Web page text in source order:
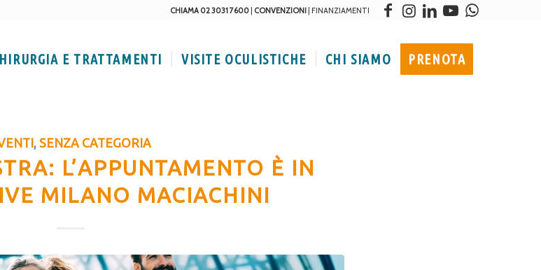
CHIAMA 02 3031 7600 CONVENZIONI FINANZIAMENTI
E TRATTAMENTI VISITE OCULISTICHE CHI SIAMO PRENOTA
,SENZA CATEGORIA
L’APPUNTAMENTO È IN
MILANO MACIACHINI